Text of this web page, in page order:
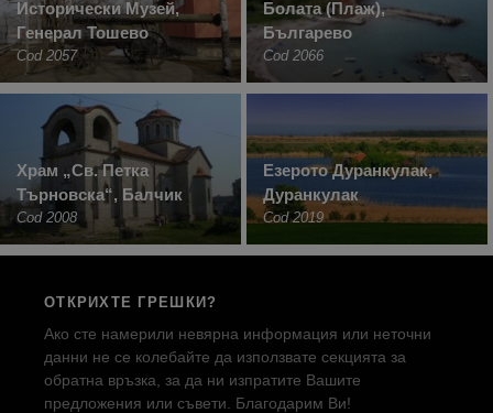
Исторически Музей,
Генерал Тошево
Cod 2057
Болата (Плаж),
Българево
Cod 2066
Храм „Св. Петка
Търновска“, Балчик
Cod 2008
Езерото Дуранкулак,
Дуранкулак
Cod 2019
ОТКРИХТЕ ГРЕШКИ?
Ако сте намерили невярна информация или неточни
данни не се колебайте да използвате секцията за
обратна връзка, за да ни изпратите Вашите
предложения или съвети. Благодарим Ви!